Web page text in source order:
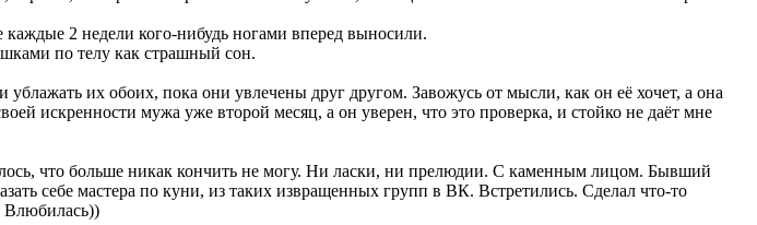
2 недели кого-нибудь ногами вперед выносили.
по телу как страшный сон.
их обоих, пока они увлечены друг другом. Завожусь от мысли, как он её хочет, а она
искренности мужа уже второй месяц, а он уверен, что это проверка, и стойко не даёт мне
что больше никак кончить не могу. Ни ласки, ни прелюдии. С каменным лицом. Бывший
себе мастера по куни, из таких извращенных групп в ВК. Встретились. Сделал что-то
Влюбилась))